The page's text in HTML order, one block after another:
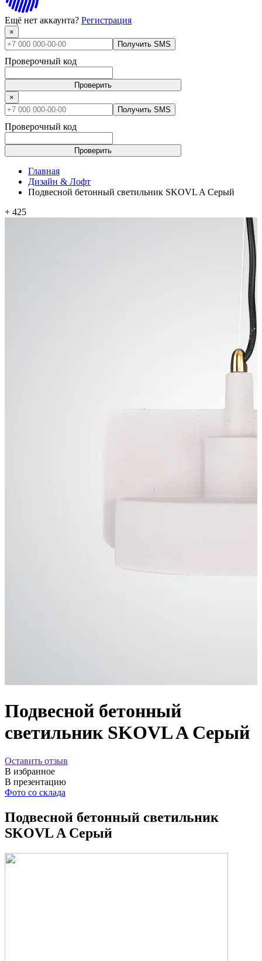
Ещё нет аккаунта? Регистрация
×
Получить SMS
Проверочный код
Проверить
×
Получить SMS
Проверочный код
Проверить
Главная
Дизайн & Лофт
Подвесной бетонный светильник SKOVL A Серый
+ 425
Подвесной бетонный
светильник SKOVL A Серый
Оставить отзыв
В избранное
В презентацию
Фото со склада
Подвесной бетонный светильник
SKOVL A Серый